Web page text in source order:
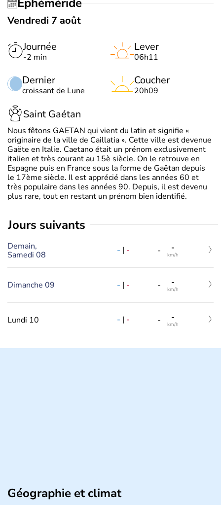
Vendredi 7 août
Journée
-2 min
Dernier
croissant de Lune
Lever
06h11
Coucher
20h09
Saint Gaétan
Nous fêtons GAETAN qui vient du latin et signifie «
originaire de la ville de Caillatia ». Cette ville est devenue
Gaëte en Italie. Caetano était un prénom exclusivement
italien et très courant au 15è siècle. On le retrouve en
Espagne puis en France sous la forme de Gaëtan depuis
le 17ème siècle. Il est apprécié dans les années 60 et
très populaire dans les années 90. Depuis, il est devenu
plus rare, tout en restant un prénom bien identifié.
jours suivants
Demain,
Samedi 08
- | - - -
km/h
Dimanche 09 - | - - -
km/h
Lundi 10 - | - - -
km/h
Géographie et climat